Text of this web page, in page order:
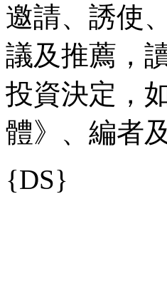
邀請、誘使
議及推薦，
投資決定，
體》、編者
{DS}